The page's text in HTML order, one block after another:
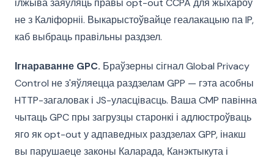
ілжыва заяўляць правы opt-out CCPA для жыхароў
не з Каліфорніі. Выкарыстоўвайце геалакацыю па IP,
каб выбраць правільны раздзел.
Ігнараванне GPC. Браўзерны сігнал Global Privacy
Control не з'яўляецца раздзелам GPP — гэта асобны
HTTP-загаловак і JS-уласцівасць. Ваша CMP павінна
чытаць GPC пры загрузцы старонкі і адлюстроўваць
яго як opt-out у адпаведных раздзелах GPP, інакш
вы парушаеце законы Каларада, Канэктыкута і